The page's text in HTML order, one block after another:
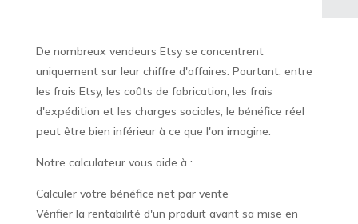
De nombreux vendeurs Etsy se concentrent
uniquement sur leur chiffre d'affaires. Pourtant, entre
les frais Etsy, les coûts de fabrication, les frais
d'expédition et les charges sociales, le bénéfice réel
peut être bien inférieur à ce que l'on imagine.
Notre calculateur vous aide à :
Calculer votre bénéfice net par vente
Vérifier la rentabilité d'un produit avant sa mise en